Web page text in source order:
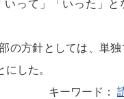
って」「いった」と
の方針としては、単独
した。
キーワード：